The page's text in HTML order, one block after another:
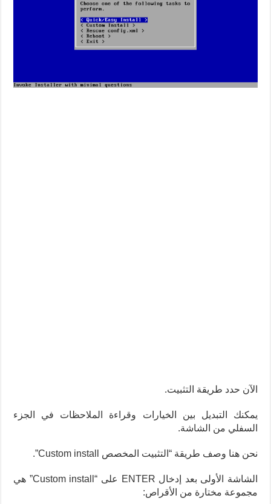
الآن حدد طريقة التثبيت.
يمكنك التبديل بين الخيارات وقراءة الملاحظات في الجزء
السفلي من الشاشة.
نحن هنا وصف طريقة “التثبيت المخصص Custom install”.
الشاشة الأولى بعد إدخال ENTER على “Custom install” هي
مجموعة مختارة من الأقراص: